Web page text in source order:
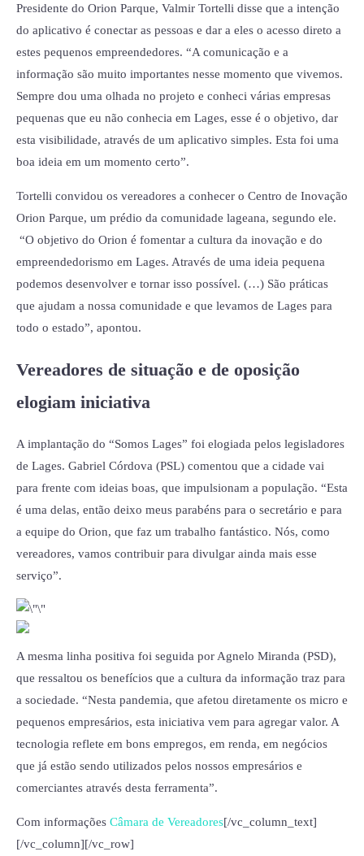
Presidente do Orion Parque, Valmir Tortelli disse que a intenção
do aplicativo é conectar as pessoas e dar a eles o acesso direto a
estes pequenos empreendedores. “A comunicação e a
informação são muito importantes nesse momento que vivemos.
Sempre dou uma olhada no projeto e conheci várias empresas
pequenas que eu não conhecia em Lages, esse é o objetivo, dar
esta visibilidade, através de um aplicativo simples. Esta foi uma
boa ideia em um momento certo”.
Tortelli convidou os vereadores a conhecer o Centro de Inovação
Orion Parque, um prédio da comunidade lageana, segundo ele.
“O objetivo do Orion é fomentar a cultura da inovação e do
empreendedorismo em Lages. Através de uma ideia pequena
podemos desenvolver e tornar isso possível. (…) São práticas
que ajudam a nossa comunidade e que levamos de Lages para
todo o estado”, apontou.
Vereadores de situação e de oposição
elogiam iniciativa
A implantação do “Somos Lages” foi elogiada pelos legisladores
de Lages. Gabriel Córdova (PSL) comentou que a cidade vai
para frente com ideias boas, que impulsionam a população. “Esta
é uma delas, então deixo meus parabéns para o secretário e para
a equipe do Orion, que faz um trabalho fantástico. Nós, como
vereadores, vamos contribuir para divulgar ainda mais esse
serviço”.
A mesma linha positiva foi seguida por Agnelo Miranda (PSD),
que ressaltou os benefícios que a cultura da informação traz para
a sociedade. “Nesta pandemia, que afetou diretamente os micro e
pequenos empresários, esta iniciativa vem para agregar valor. A
tecnologia reflete em bons empregos, em renda, em negócios
que já estão sendo utilizados pelos nossos empresários e
comerciantes através desta ferramenta”.
Com informações Câmara de Vereadores[/vc_column_text]
[/vc_column][/vc_row]